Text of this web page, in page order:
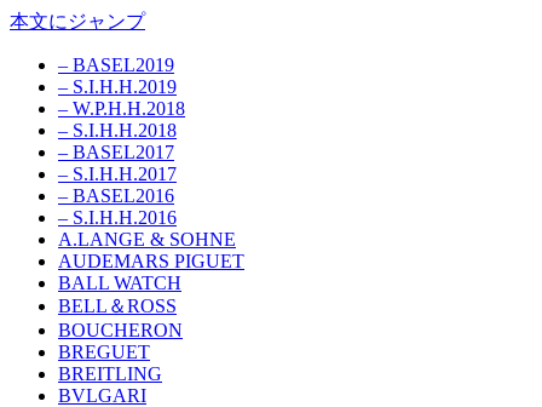
本文にジャンプ
– BASEL2019
– S.I.H.H.2019
– W.P.H.H.2018
– S.I.H.H.2018
– BASEL2017
– S.I.H.H.2017
– BASEL2016
– S.I.H.H.2016
A.LANGE & SOHNE
AUDEMARS PIGUET
BALL WATCH
BELL＆ROSS
BOUCHERON
BREGUET
BREITLING
BVLGARI